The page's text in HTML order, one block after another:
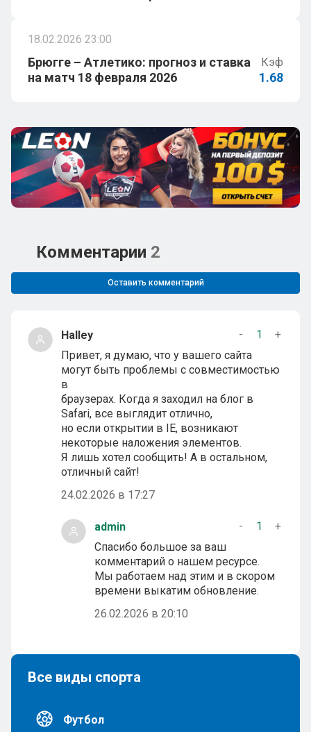
18.02.2026 23:00
Брюгге – Атлетико: прогноз и ставка
на матч 18 февраля 2026
Кэф
1.68
Комментарии 2
Оставить комментарий
Halley - 1
+
Привет, я думаю, что у вашего сайта
могут быть проблемы с совместимостью
в
браузерах. Когда я заходил на блог в
Safari, все выглядит отлично,
но если открытии в IE, возникают
некоторые наложения элементов.
Я лишь хотел сообщить! А в остальном,
отличный сайт!
24.02.2026 в 17:27
admin - 1
+
Спасибо большое за ваш
комментарий о нашем ресурсе.
Мы работаем над этим и в скором
времени выкатим обновление.
26.02.2026 в 20:10
Все виды спорта
Футбол